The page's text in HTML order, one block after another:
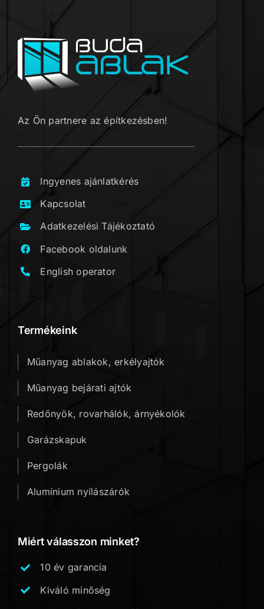
Az Ön partnere az építkezésben!
Ingyenes ajánlatkérés
Kapcsolat
Adatkezelési Tájékoztató
Facebook oldalunk
English operator
Termékeink
Műanyag ablakok, erkélyajtók
Műanyag bejárati ajtók
Redőnyök, rovarhálók, árnyékolók
Garázskapuk
Pergolák
Alumínium nyílászárók
Miért válasszon minket?
10 év garancia
Kiváló minőség